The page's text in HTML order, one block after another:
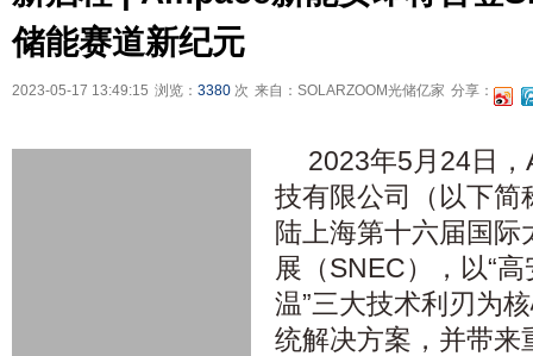
储能赛道新纪元
2023-05-17 13:49:15 浏览： 3380 次 来自：SOLARZOOM光储亿家 分享：
2023年5月24日
技有限公司（以下简
陆上海第十六届国际
展（SNEC），以“
温”三大技术利刃为
统解决方案，并带来